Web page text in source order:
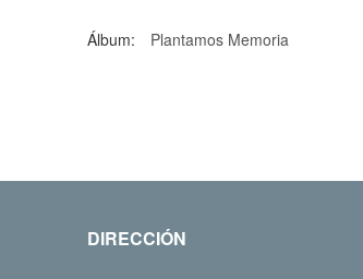
Álbum: Plantamos Memoria
DIRECCIÓN